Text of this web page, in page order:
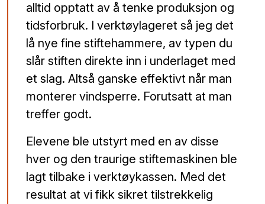
alltid opptatt av å tenke produksjon og
tidsforbruk. I verktøylageret så jeg det
lå nye fine stiftehammere, av typen du
slår stiften direkte inn i underlaget med
et slag. Altså ganske effektivt når man
monterer vindsperre. Forutsatt at man
treffer godt.
Elevene ble utstyrt med en av disse
hver og den traurige stiftemaskinen ble
lagt tilbake i verktøykassen. Med det
resultat at vi fikk sikret tilstrekkelig